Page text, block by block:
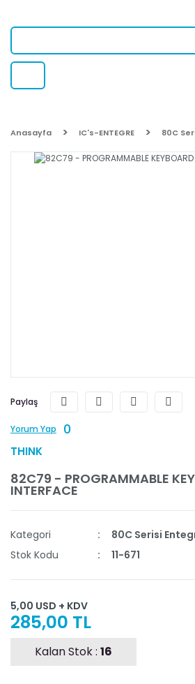
Anasayfa IC's-ENTEGRE 80C
Paylaş
Yorum Yap 0
THINK
82C79 - PROGRAMMABLE
INTERFACE
Kategori
80C Serisi
Stok Kodu
11-671
5,00 USD + KDV
285,00 TL
Kalan Stok : 16